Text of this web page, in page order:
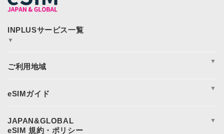
▼
365plusWi-Fi
▼
アメリカ
日本eSIM
中東・アフリカ地域
▼
eSIM対応端末一覧
データ使用量の目安
JAPAN&GLOBAL
▼